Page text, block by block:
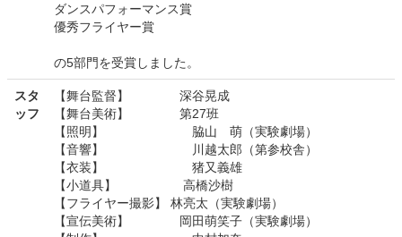
ダンスパフォーマンス賞
優秀フライヤー賞
の5部門を受賞しました。
スタ
ッフ
【舞台監督】 深谷晃成
【舞台美術】 第27班
【照明】 脇山 萌（実験劇場）
【音響】 川越太郎（第参校舎）
【衣装】 猪又義雄
【小道具】 高橋沙樹
【フライヤー撮影】 林亮太（実験劇場）
【宣伝美術】 岡田萌笑子（実験劇場）